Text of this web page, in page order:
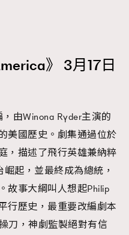
》 3月17日
由Winona Ryder主演的
美國歷史。劇集通過位於
，描述了飛行英雄兼納粹
起，並最終成為總統，
故事大綱叫人想起Philip
行歷史，最重要改編劇本
刀，神劇監製絕對有信